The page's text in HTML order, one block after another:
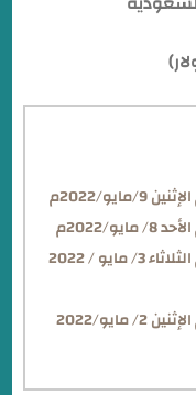
2022م
2022م
أسعار الذهب في السعودية اليوم الثلاثاء 3/ مايو / 2022
أسعار الذهب في السعودية اليوم الإثنين 2/ مايو/2022